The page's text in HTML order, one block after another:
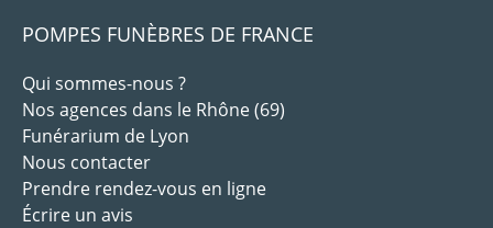
POMPES FUNÈBRES DE FRANCE
Qui sommes-nous ?
Nos agences dans le Rhône (69)
Funérarium de Lyon
Nous contacter
Prendre rendez-vous en ligne
Écrire un avis